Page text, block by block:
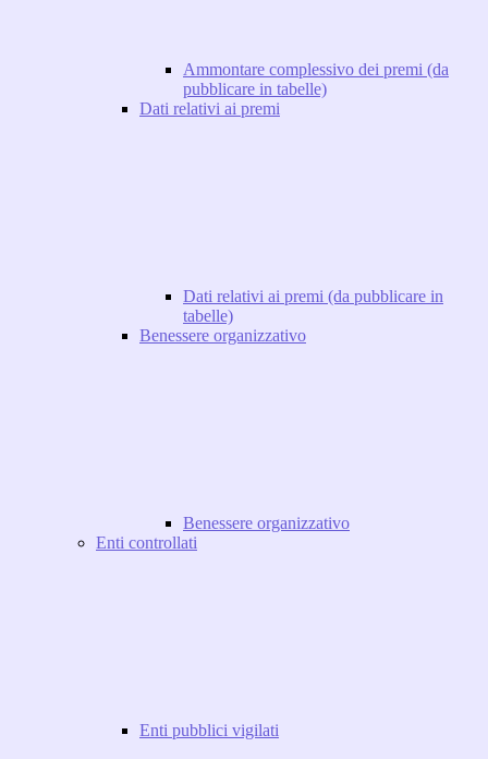
Ammontare complessivo dei premi (da
pubblicare in tabelle)
Dati relativi ai premi
Dati relativi ai premi (da pubblicare in
tabelle)
Benessere organizzativo
Benessere organizzativo
Enti controllati
Enti pubblici vigilati